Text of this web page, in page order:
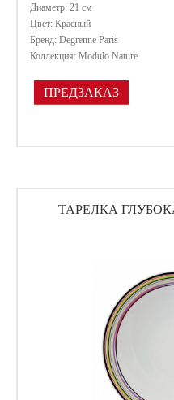
Диаметр: 21 см
Цвет: Красный
Бренд: Degrenne Paris
Коллекция: Modulo Nature
ПРЕДЗАКАЗ
ТАРЕЛКА